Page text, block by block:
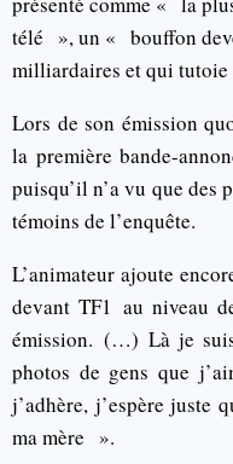
télé », un « bouffon
milliardaires et qui
Lors de son émission
la première bande-
puisqu’il n’a vu que des
témoins de l’enquête.
L’animateur ajoute
devant TF1 au niveau
émission. (…) Là je
photos de gens que
j’adhère, j’espère juste
ma mère ».